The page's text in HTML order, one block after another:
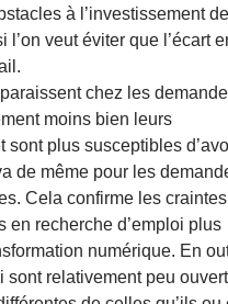
à l’investissement
veut éviter que l’écart
chez les
moins bien leurs
plus susceptibles
de même pour les
Cela confirme les craintes
en recherche d’emploi plus
numérique. En
sont relativement peu